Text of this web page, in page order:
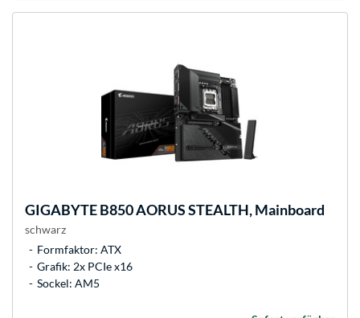
GIGABYTEB850 AORUS STEALTH, Mainboard
schwarz
Formfaktor: ATX
Grafik: 2x PCIe x16
Sockel: AM5